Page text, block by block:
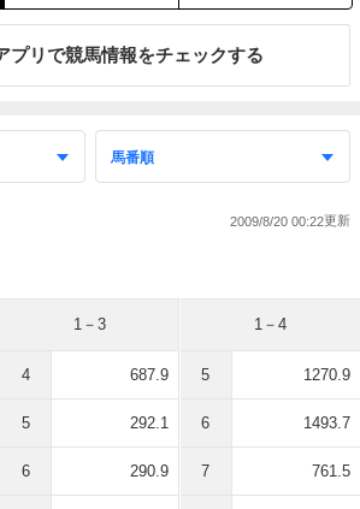
プリで競馬情報をチェックする
2009/8/20 00:22
1－3
4 687.9
5 292.1
6 290.9
1－4
5 1270.9
6 1493.7
7 761.5